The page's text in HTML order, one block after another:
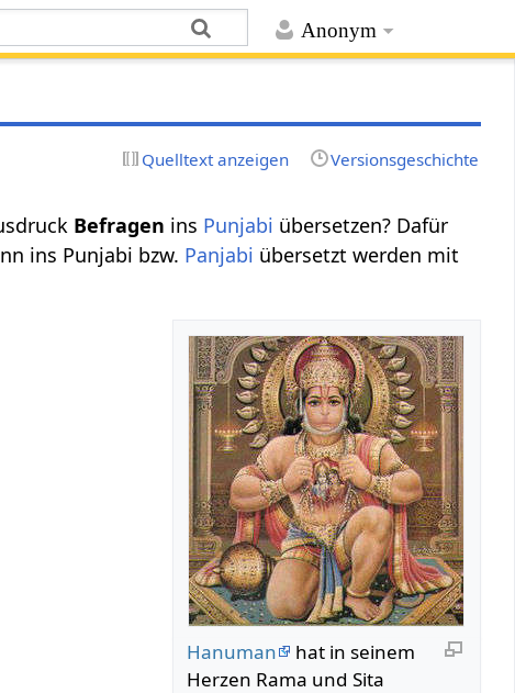
Anonym
Quelltext anzeigen Versionsgeschichte
Befragen ins Punjabi übersetzen? Dafür
ins Punjabi bzw. Panjabi übersetzt werden mit
Hanuman
hat in seinem
Herzen Rama und Sita